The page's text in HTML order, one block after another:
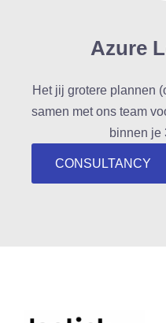
Azure
Het jij grotere plannen
samen met ons team
binnen je
CONSULTANCY